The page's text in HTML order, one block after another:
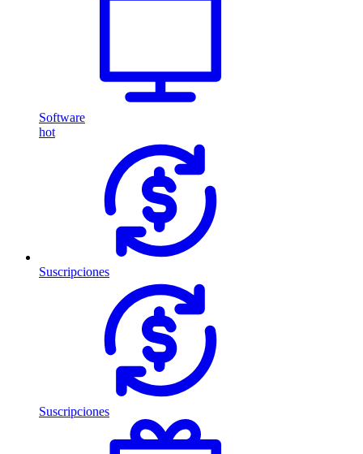
Software
hot
Suscripciones
Suscripciones